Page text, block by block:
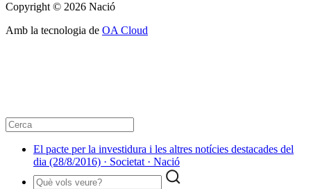
Copyright © 2026 Nació
Amb la tecnologia de OA Cloud
El pacte per la investidura i les altres notícies destacades del
dia (28/8/2016) · Societat · Nació